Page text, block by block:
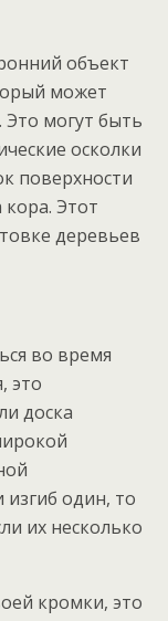
объект
может
Это могут быть
осколки
поверхности
кора. Этот
деревьев
во время
это
доска
изгиб один, то
их несколько
кромки, это